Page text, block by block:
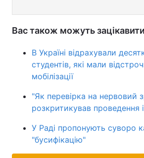
Вас також можуть
В Україні відрахували
студентів, які мали
мобілізації
"Як перевірка на нервовий
розкритикував проведення
У Раді пропонують суворо
"бусифікацію"